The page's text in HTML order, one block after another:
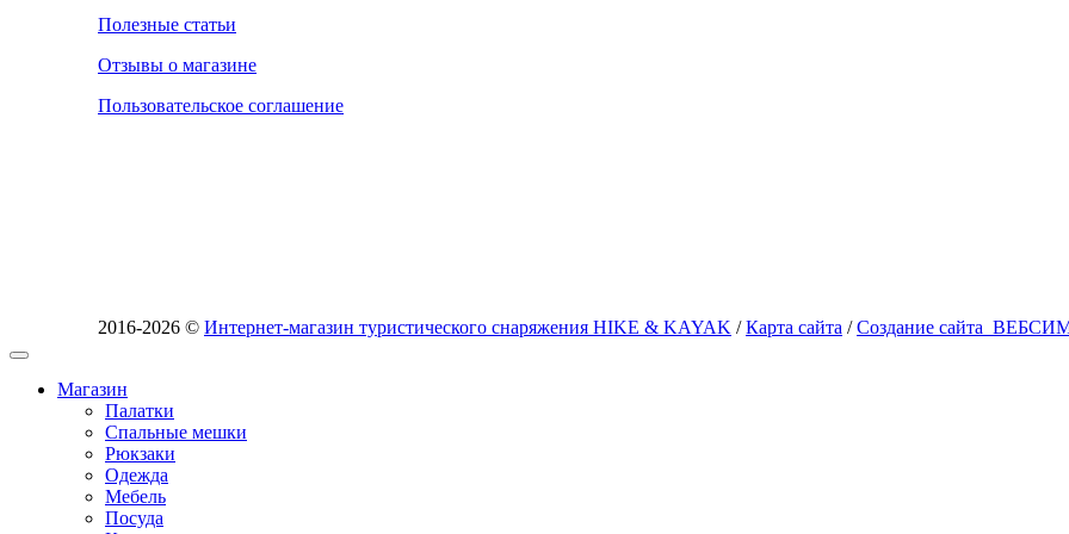
Полезные статьи
Отзывы о магазине
Пользовательское соглашение
2016-2026 © Интернет-магазин туристического снаряжения HIKE & KAYAK /Карта сайта /Создание сайта
Магазин
Палатки
Спальные мешки
Рюкзаки
Одежда
Мебель
Посуда